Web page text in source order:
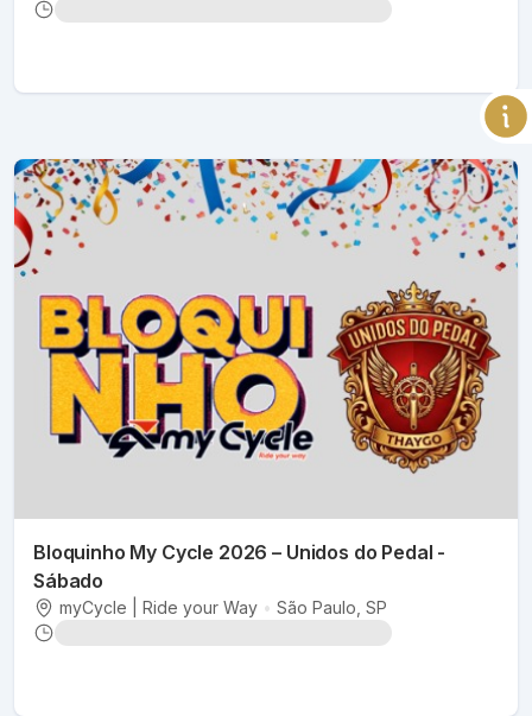
Bloquinho My Cycle 2026 – Unidos do Pedal -
Sábado
myCycle | Ride your Way • São Paulo , SP